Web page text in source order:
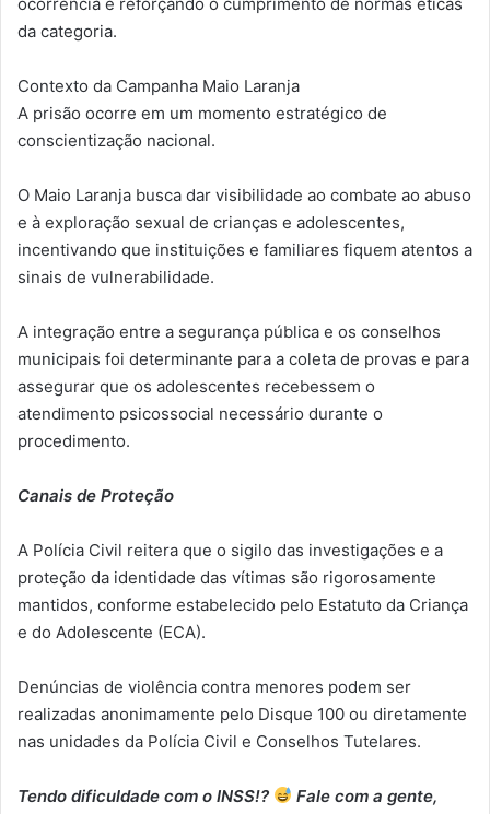
da categoria.
Contexto da Campanha Maio Laranja
A prisão ocorre em um momento estratégico de
conscientização nacional.
O Maio Laranja busca dar visibilidade ao combate ao abuso
e à exploração sexual de crianças e adolescentes,
incentivando que instituições e familiares fiquem atentos a
sinais de vulnerabilidade.
A integração entre a segurança pública e os conselhos
municipais foi determinante para a coleta de provas e para
assegurar que os adolescentes recebessem o
atendimento psicossocial necessário durante o
procedimento.
Canais de Proteção
A Polícia Civil reitera que o sigilo das investigações e a
proteção da identidade das vítimas são rigorosamente
mantidos, conforme estabelecido pelo Estatuto da Criança
e do Adolescente (ECA).
Denúncias de violência contra menores podem ser
realizadas anonimamente pelo Disque 100 ou diretamente
nas unidades da Polícia Civil e Conselhos Tutelares.
Tendo dificuldade com o INSS!?
Fale com a gente,